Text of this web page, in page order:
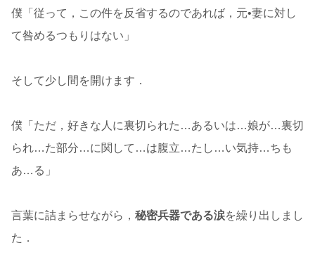
僕「従って，この件を反省するのであれば，元•妻に対し
て咎めるつもりはない」
そして少し間を開けます．
僕「ただ，好きな人に裏切られた…あるいは…娘が…裏切
られ…た部分…に関して…は腹立…たし…い気持…ちも
あ…る」
言葉に詰まらせながら， 秘密兵器である涙を繰り出しまし
た．